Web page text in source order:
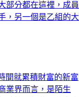
部分都在這裡，成員
，另一個是乙組的大
間就累積財富的新富
業界而言，是陌生